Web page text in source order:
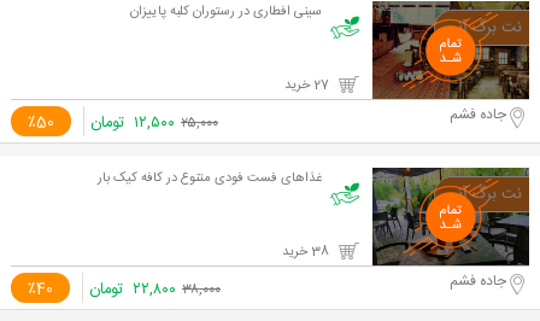
سینی افطاری در رستوران کلبه پاییزان
٪50 جاده فشم ۲۵,۰۰۰ ۱۲,۵۰۰ تومان
غذاهای فست فودی متنوع در کافه کیک بار
٪40 جاده فشم ۳۸,۰۰۰ ۲۲,۸۰۰ تومان